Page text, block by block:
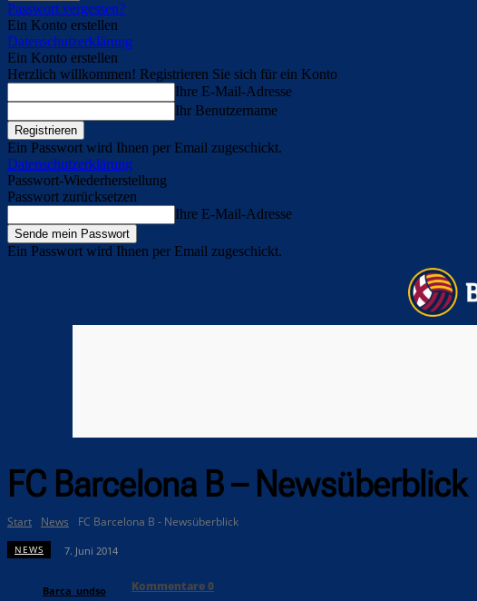
Passwort vergessen?
Ein Konto erstellen
Datenschutzerklärung
Ein Konto erstellen
Herzlich willkommen! Registrieren Sie sich für ein Konto
Ihre E-Mail-Adresse
Ihr Benutzername
Ein Passwort wird Ihnen per Email zugeschickt.
Datenschutzerklärung
Passwort-Wiederherstellung
Passwort zurücksetzen
Ihre E-Mail-Adresse
Ein Passwort wird Ihnen per Email zugeschickt.
FC Barcelona B – Newsüberblick
Start News FC Barcelona B - Newsüberblick
NEWS 7. Juni 2014
Barca_undso Kommentare0